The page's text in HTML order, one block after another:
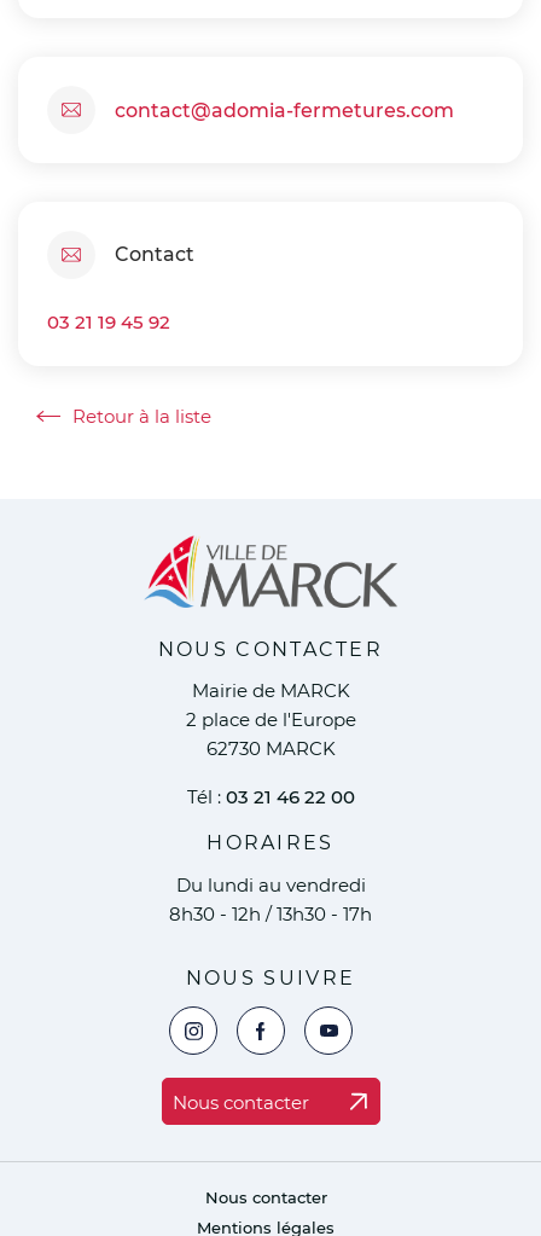
contact@adomia-fermetures.com
Contact
03 21 19 45 92
Retour à la liste
Retour à la liste
NOUS CONTACTER
Mairie de MARCK
2 place de l'Europe
62730 MARCK
Tél : 03 21 46 22 00
HORAIRES
Du lundi au vendredi
8h30 - 12h / 13h30 - 17h
NOUS SUIVRE
Voir la page Instagram de la ville de
Voir la page Facebook de la ville
Voir le compte YouTube
Nous contacter
Nous contacter
Mentions légales